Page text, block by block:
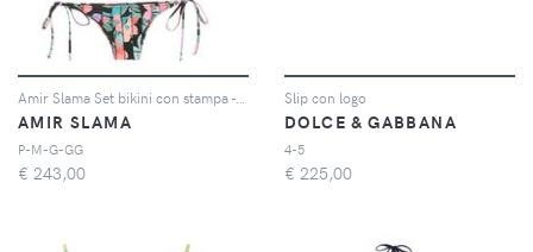
AMIR SLAMA
P-M-G-GG
€ 243,00
Slip con logo
DOLCE & GABBANA
4-5
€ 225,00